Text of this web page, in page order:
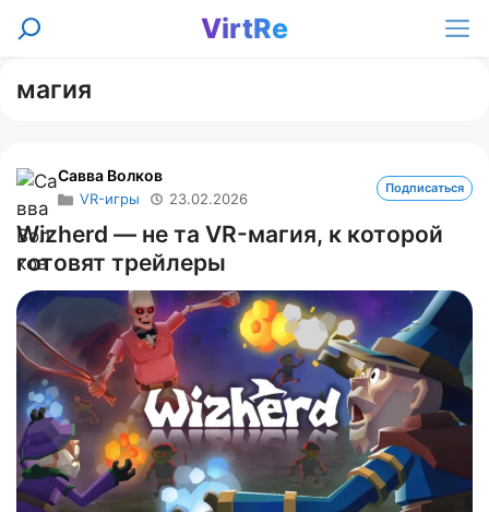
Перейти
VirtRe
Поиск
магия
Савва Волков
VR-игры 23.02.2026
Подписаться
Wizherd — не та VR-магия, к которой
готовят трейлеры